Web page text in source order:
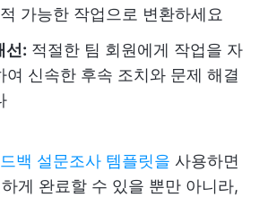
가능한 작업으로 변환하세요
선: 적절한 팀 회원에게 작업을 자
여 신속한 후속 조치와 문제 해결
백 설문조사 템플릿을 사용하면
게 완료할 수 있을 뿐만 아니라,